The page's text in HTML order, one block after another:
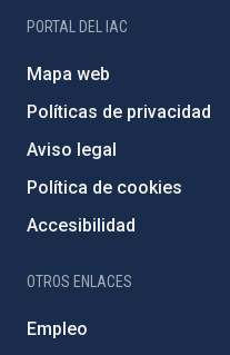
PORTAL DEL IAC
Mapa web
Políticas de privacidad
Aviso legal
Política de cookies
Accesibilidad
OTROS ENLACES
Empleo